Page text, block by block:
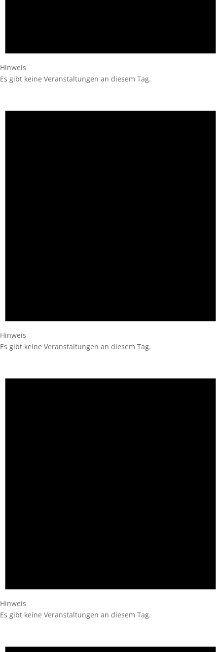
Hinweis
Es gibt keine Veranstaltungen an diesem Tag.
Hinweis
Es gibt keine Veranstaltungen an diesem Tag.
Hinweis
Es gibt keine Veranstaltungen an diesem Tag.